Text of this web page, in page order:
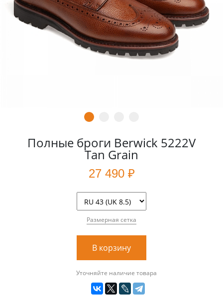
Полные броги Berwick 5222V
Tan Grain
27 490 ₽
Размерная сетка
В корзину
Уточняйте наличие товара